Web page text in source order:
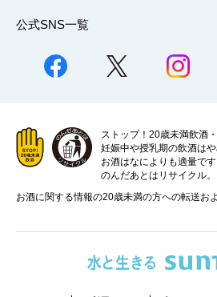
公式SNS一覧
ストップ！20歳未満飲酒・
妊娠中や授乳期の飲酒はや
お酒はなによりも適量です
のんだあとはリサイクル。
お酒に関する情報の20歳未満の方への転送お